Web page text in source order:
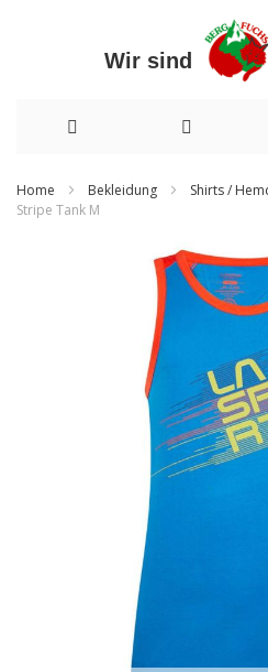
Wir sind
zum
Home Bekleidung Shirts /
Stripe Tank M